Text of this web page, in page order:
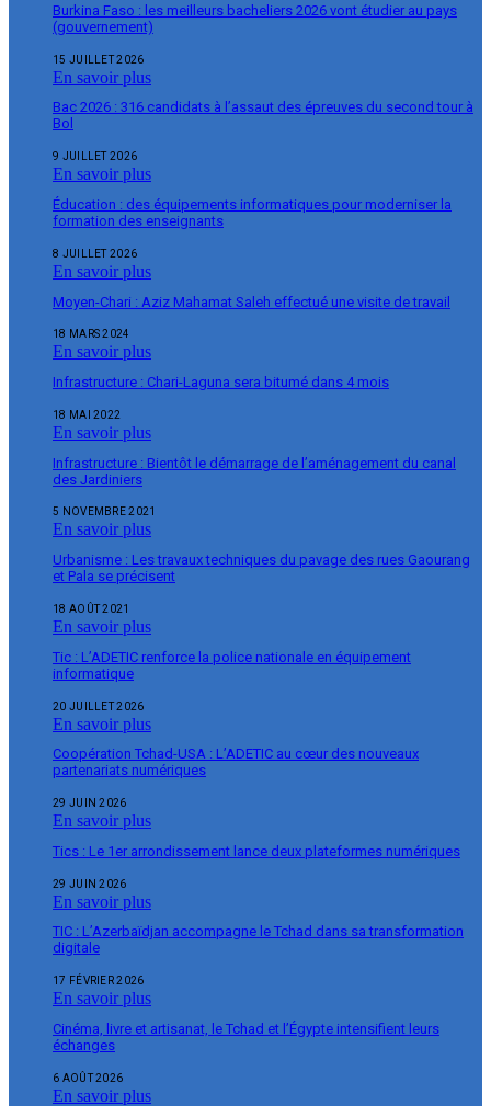
Burkina Faso : les meilleurs bacheliers 2026 vont étudier au pays
(gouvernement)
15 JUILLET 2026
En savoir plus
Bac 2026 : 316 candidats à l’assaut des épreuves du second tour à
Bol
9 JUILLET 2026
En savoir plus
Éducation : des équipements informatiques pour moderniser la
formation des enseignants
8 JUILLET 2026
En savoir plus
Moyen-Chari : Aziz Mahamat Saleh effectué une visite de travail
18 MARS 2024
En savoir plus
Infrastructure : Chari-Laguna sera bitumé dans 4 mois
18 MAI 2022
En savoir plus
Infrastructure : Bientôt le démarrage de l’aménagement du canal
des Jardiniers
5 NOVEMBRE 2021
En savoir plus
Urbanisme : Les travaux techniques du pavage des rues Gaourang
et Pala se précisent
18 AOÛT 2021
En savoir plus
Tic : L’ADETIC renforce la police nationale en équipement
informatique
20 JUILLET 2026
En savoir plus
Coopération Tchad-USA : L’ADETIC au cœur des nouveaux
partenariats numériques
29 JUIN 2026
En savoir plus
Tics : Le 1er arrondissement lance deux plateformes numériques
29 JUIN 2026
En savoir plus
TIC : L’Azerbaïdjan accompagne le Tchad dans sa transformation
digitale
17 FÉVRIER 2026
En savoir plus
Cinéma, livre et artisanat, le Tchad et l’Égypte intensifient leurs
échanges
6 AOÛT 2026
En savoir plus